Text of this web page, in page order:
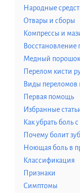
Народные
Отвары и сборы
Компрессы и
Восстановление
Медный порошок
Перелом кисти
Виды переломов
Первая помощь
Избранные
Как убрать боль
Почему болит
Ноющая боль в
Классификация
Признаки
Симптомы